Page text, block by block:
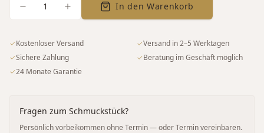
1 In den Warenkorb
✓Kostenloser Versand ✓Versand in 2–5 Werktagen
✓Sichere Zahlung ✓Beratung im Geschäft möglich
✓24 Monate Garantie
Fragen zum Schmuckstück?
Persönlich vorbeikommen ohne Termin — oder Termin vereinbaren.